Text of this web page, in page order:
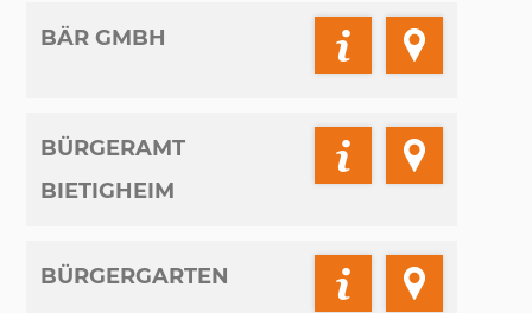
BÄR GMBH
BÜRGERAMT
BIETIGHEIM
BÜRGERGARTEN